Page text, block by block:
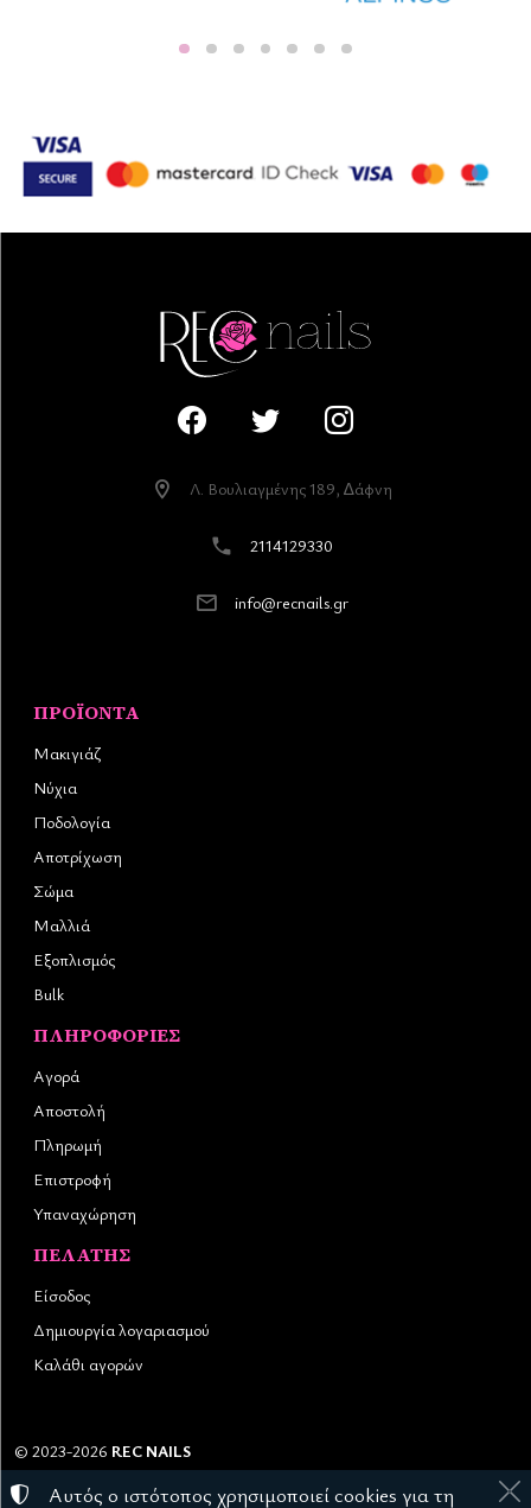
Λ. Βουλιαγµένης 189, ∆άφνη
2114129330
info@recnails.gr
ΠΡΟΪΌΝΤΑ
Μακιγιάζ
Νύχια
Ποδολογία
Αποτρίχωση
Σώμα
Μαλλιά
Εξοπλισμός
Bulk
ΠΛΗΡΟΦΟΡΊΕΣ
Αγορά
Αποστολή
Πληρωμή
Επιστροφή
Υπαναχώρηση
ΠΕΛΆΤΗΣ
Είσοδος
Δημιουργία λογαριασμού
Καλάθι αγορών
© 2023-2026 REC NAILS
Αριθμός ΓΕΜΗ:145976403000
Αυτός ο ιστότοπος χρησιμοποιεί cookies για τη